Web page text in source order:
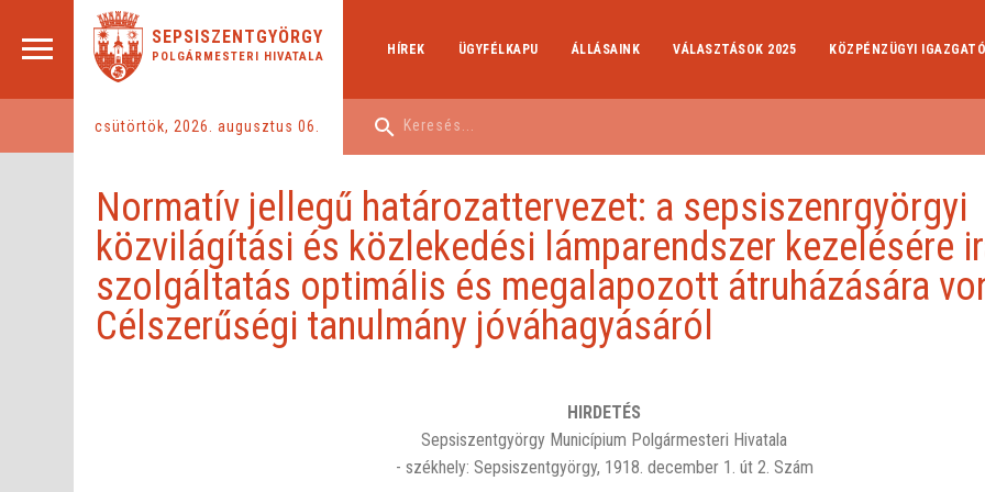
SEPSISZENTGYÖRGY
POLGÁRMESTERI HIVATALA
csütörtök, 2026. augusztus 06.
HÍREK ÜGYFÉLKAPU ÁLLÁSAINK VÁLASZTÁSOK 2025 KÖZPÉNZÜGYI
Normatív jellegű határozattervezet: a sepsiszenrgyörgyi
közvilágítási és közlekedési lámparendszer kezelésére
szolgáltatás optimális és megalapozott átruházására
Célszerűségi tanulmány jóváhagyásáról
HIRDETÉS
Sepsiszentgyörgy Municípium Polgármesteri Hivatala
- székhely: Sepsiszentgyörgy, 1918. december 1. út 2. Szám